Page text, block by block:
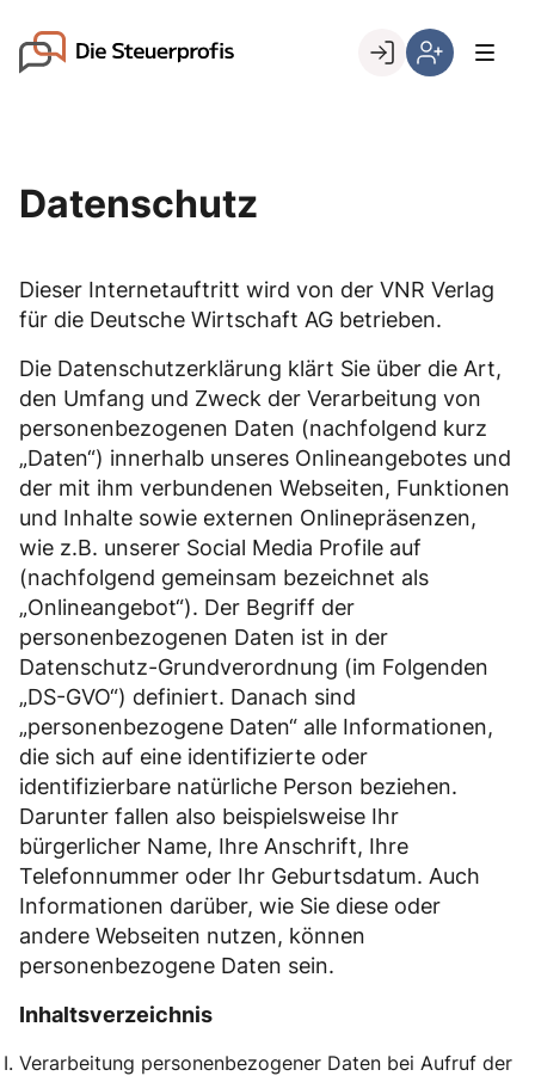
content
Go to landing page.
bereits
Kunde
Datenschutz
Dieser Internetauftritt wird von der VNR Verlag
für die Deutsche Wirtschaft AG betrieben.
Die Datenschutzerklärung klärt Sie über die Art,
den Umfang und Zweck der Verarbeitung von
personenbezogenen Daten (nachfolgend kurz
„Daten“) innerhalb unseres Onlineangebotes und
der mit ihm verbundenen Webseiten, Funktionen
und Inhalte sowie externen Onlinepräsenzen,
wie z.B. unserer Social Media Profile auf
(nachfolgend gemeinsam bezeichnet als
„Onlineangebot“). Der Begriff der
personenbezogenen Daten ist in der
Datenschutz-Grundverordnung (im Folgenden
„DS-GVO“) definiert. Danach sind
„personenbezogene Daten“ alle Informationen,
die sich auf eine identifizierte oder
identifizierbare natürliche Person beziehen.
Darunter fallen also beispielsweise Ihr
bürgerlicher Name, Ihre Anschrift, Ihre
Telefonnummer oder Ihr Geburtsdatum. Auch
Informationen darüber, wie Sie diese oder
andere Webseiten nutzen, können
personenbezogene Daten sein.
Inhaltsverzeichnis
Verarbeitung personenbezogener Daten bei Aufruf der